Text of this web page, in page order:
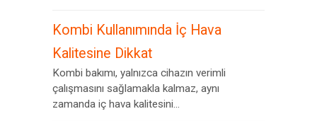
Kombi Kullanımında İç Hava
Kalitesine Dikkat
Kombi bakımı, yalnızca cihazın verimli
çalışmasını sağlamakla kalmaz, aynı
zamanda iç hava kalitesini...